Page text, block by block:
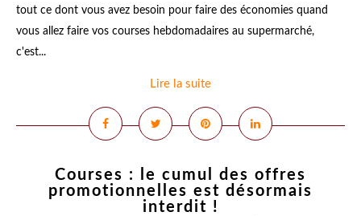
tout ce dont vous avez besoin pour faire des économies quand
vous allez faire vos courses hebdomadaires au supermarché,
c'est...
Lire la suite
Courses : le cumul des offres
promotionnelles est désormais
interdit !